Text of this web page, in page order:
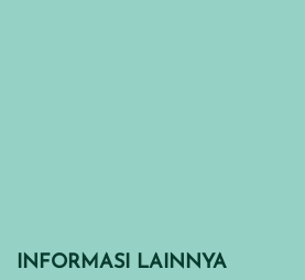
INFORMASI LAINNYA